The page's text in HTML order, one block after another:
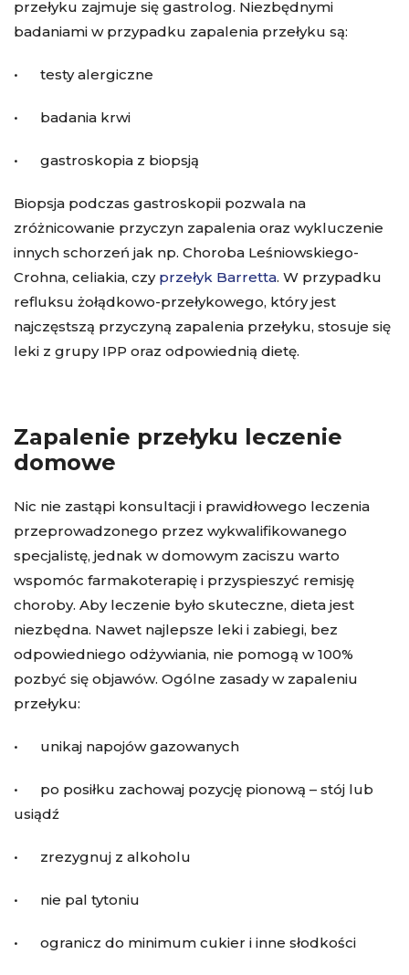
przełyku zajmuje się gastrolog. Niezbędnymi
badaniami w przypadku zapalenia przełyku są:
• testy alergiczne
• badania krwi
• gastroskopia z biopsją
Biopsja podczas gastroskopii pozwala na
zróżnicowanie przyczyn zapalenia oraz wykluczenie
innych schorzeń jak np. Choroba Leśniowskiego-
Crohna, celiakia, czy przełyk Barretta. W przypadku
refluksu żołądkowo-przełykowego, który jest
najczęstszą przyczyną zapalenia przełyku, stosuje się
leki z grupy IPP oraz odpowiednią dietę.
Zapalenie przełyku leczenie
domowe
Nic nie zastąpi konsultacji i prawidłowego leczenia
przeprowadzonego przez wykwalifikowanego
specjalistę, jednak w domowym zaciszu warto
wspomóc farmakoterapię i przyspieszyć remisję
choroby. Aby leczenie było skuteczne, dieta jest
niezbędna. Nawet najlepsze leki i zabiegi, bez
odpowiedniego odżywiania, nie pomogą w 100%
pozbyć się objawów. Ogólne zasady w zapaleniu
przełyku:
• unikaj napojów gazowanych
• po posiłku zachowaj pozycję pionową – stój lub
usiądź
• zrezygnuj z alkoholu
• nie pal tytoniu
• ogranicz do minimum cukier i inne słodkości